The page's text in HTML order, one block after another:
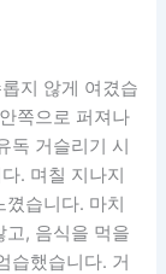
지 않게 여겼습
쪽으로 퍼져나
독 거슬리기 시
. 며칠 지나지
습니다. 마치
고, 음식을 먹을
습했습니다. 거